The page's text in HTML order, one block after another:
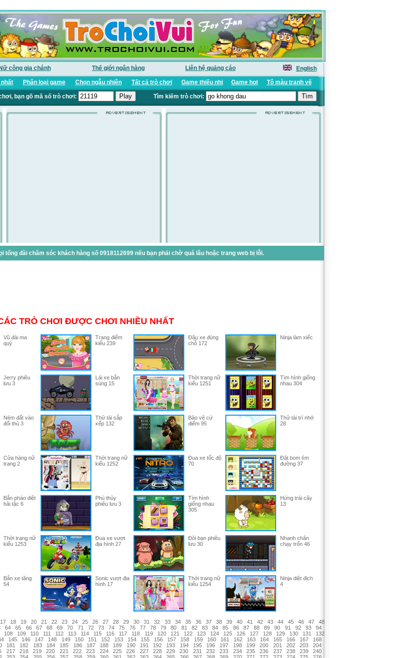
Nữ công gia chánh Thế giới ngân hàng Liên hệ quảng cáo
English
Phân loại game Chọn ngẫu nhiên Tất cả trò chơi Game thiếu nhi Game hot Tô màu tranh vẽ
bạn gõ mã số trò chơi: Tìm kiếm trò chơi:
tổng đài chăm sóc khách hàng số 0918112699 nếu bạn phải chờ quá lâu hoặc trang web bị lỗi.
TRÒ CHƠI ĐƯỢC CHƠI NHIỀU NHẤT
Vũ đài ma
quỷ
Trang điểm
kiểu 239
Đậu xe đúng
chỗ 172
Ninja làm xiếc
Jerry phiêu
lưu 3
Lái xe bắn
súng 15
Thời trang nữ
kiểu 1251
Tìm hình giống
nhau 304
Ném đất vào
đối thủ 3
Thử tài sắp
xếp 132
Bảo vệ cứ
điểm 95
Thử tài trí nhớ
28
Cửa hàng nữ
trang 2
Thời trang nữ
kiểu 1252
Đua xe tốc độ
70
Đặt bom tìm
đường 37
Bắn pháo diệt
hải tặc 6
Phù thủy
phiêu lưu 3
Tìm hình
giống nhau
305
Hứng trái cây
13
Thời trang nữ
kiểu 1253
Đua xe vượt
địa hình 27
Đôi bạn phiêu
lưu 30
Nhanh chân
chạy trốn 46
Bắn xe tăng
54
Sonic vượt địa
hình 17
Thời trang nữ
kiểu 1254
Ninja diệt địch
4
17 18 19 20 21 22 23 24 25 26 27 28 29 30 31 32 33 34 35 36 37 38 39 40 41 42 43 44 45 46 47
48
64 65 66 67 68 69 70 71 72 73 74 75 76 77 78 79 80 81 82 83 84 85 86 87 88 89 90 91 92 93
94
108 109 110 111 112 113 114 115 116 117 118 119 120 121 122 123 124 125 126 127 128 129 130 131
132
145 146 147 148 149 150 151 152 153 154 155 156 157 158 159 160 161 162 163 164 165 166 167
168
181 182 183 184 185 186 187 188 189 190 191 192 193 194 195 196 197 198 199 200 201 202 203
204
217 218 219 220 221 222 223 224 225 226 227 228 229 230 231 232 233 234 235 236 237 238 239
240